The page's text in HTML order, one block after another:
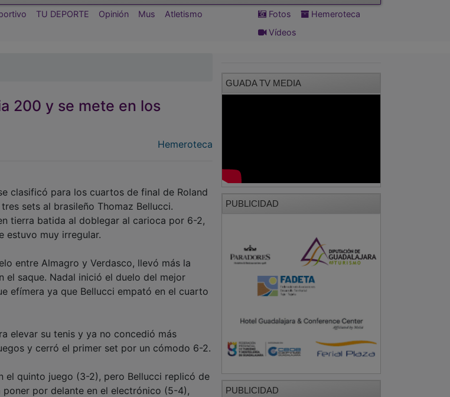
TU DEPORTE Opinión Mus
Atletismo
Fotos
Hemeroteca
Vídeos
200 y se mete en los
Hemeroteca
clasificó para los cuartos de final de Roland
sets al brasileño Thomaz Bellucci.
tierra batida al doblegar al carioca por 6-2,
estuvo muy irregular.
entre Almagro y Verdasco, llevó más la
saque. Nadal inició el duelo del mejor
efímera ya que Bellucci empató en el cuarto
elevar su tenis y ya no concedió más
y cerró el primer set por un cómodo 6-2.
el quinto juego (3-2), pero Bellucci replicó de
por delante en el electrónico (5-4),
GUADA TV MEDIA
PUBLICIDAD
PUBLICIDAD